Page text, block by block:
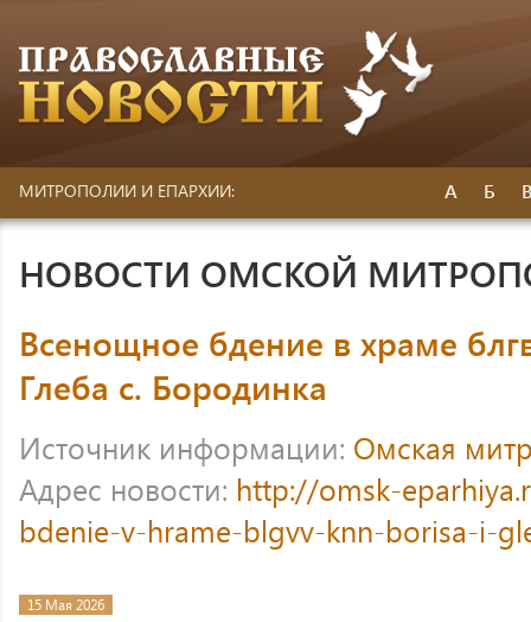
МИТРОПОЛИИ И ЕПАРХИИ: А Б
НОВОСТИ ОМСКОЙ
Всенощное бдение в храме
Глеба с. Бородинка
Источник информации: Омская
Адрес новости: http://omsk-
bdenie-v-hrame-blgvv-knn-borisa-i-
15 Мая 2026